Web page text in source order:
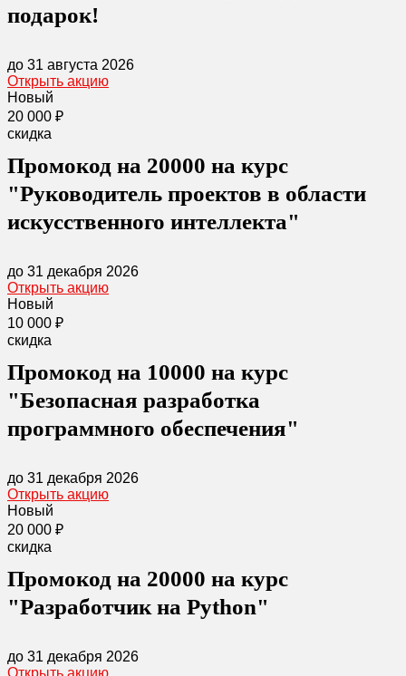
подарок!
до 31 августа 2026
Открыть акцию
Новый
20 000 ₽
скидка
Промокод на 20000 на курс
"Руководитель проектов в области
искусственного интеллекта"
до 31 декабря 2026
Открыть акцию
Новый
10 000 ₽
скидка
Промокод на 10000 на курс
"Безопасная разработка
программного обеспечения"
до 31 декабря 2026
Открыть акцию
Новый
20 000 ₽
скидка
Промокод на 20000 на курс
"Разработчик на Python"
до 31 декабря 2026
Открыть акцию